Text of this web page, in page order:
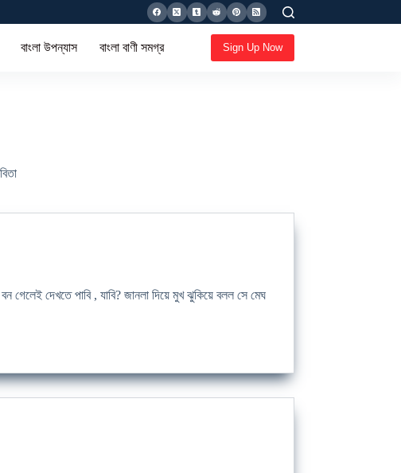
বাংলা উপন্যাস বাংলা বাণী সমগ্র Sign Up Now
দেখতে পাবি , যাবি? জানলা দিয়ে মুখ ঝুকিয়ে বলল সে মেঘ